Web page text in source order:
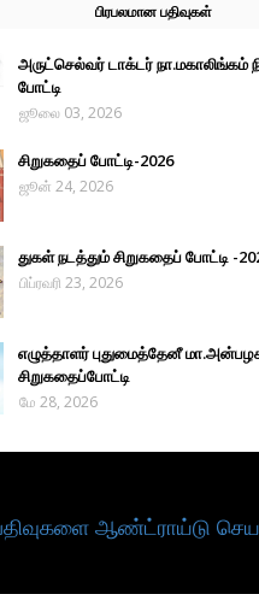
பிரபலமான பதிவுகள்
அருட்செல்வர் டாக்டர் நா.மகாலிங்கம்
போட்டி
ஜூலை 03, 2026
சிறுகதைப் போட்டி-2026
ஜூன் 24, 2026
துகள் நடத்தும் சிறுகதைப் போட்டி -
பிப்ரவரி 23, 2026
எழுத்தாளர் புதுமைத்தேனீ
சிறுகதைப்போட்டி
மே 28, 2026
ஆண்ட்ராய்டு